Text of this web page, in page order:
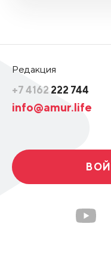
Редакция
+7 4162 222 744
info@amur.life